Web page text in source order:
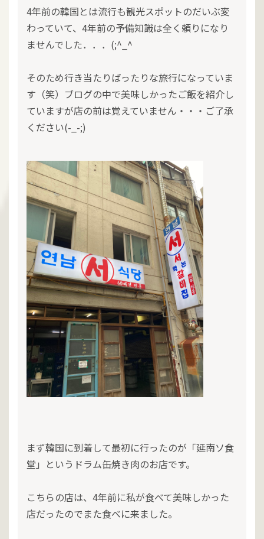
4年前の韓国とは流行も観光スポットのだいぶ変
わっていて、4年前の予備知識は全く頼りになり
ませんでした．．．(;^_^
そのため行き当たりばったりな旅行になっていま
す（笑）ブログの中で美味しかったご飯を紹介し
ていますが店の前は覚えていません・・・ご了承
ください(-_-;)
まず韓国に到着して最初に行ったのが「延南ソ食
堂」というドラム缶焼き肉のお店です。
こちらの店は、4年前に私が食べて美味しかった
店だったのでまた食べに来ました。